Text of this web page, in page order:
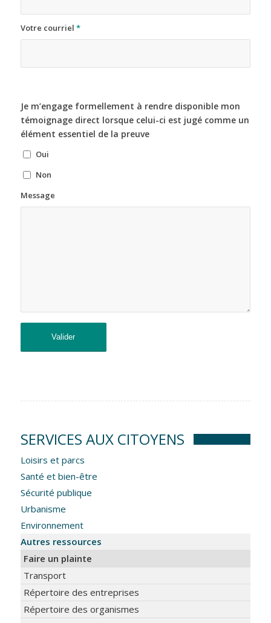
Votre courriel *
Je m’engage formellement à rendre disponible mon
témoignage direct lorsque celui-ci est jugé comme un
élément essentiel de la preuve
Oui
Non
Message
SERVICES AUX CITOYENS
Loisirs et parcs
Santé et bien-être
Sécurité publique
Urbanisme
Environnement
Autres ressources
Faire un plainte
Transport
Répertoire des entreprises
Répertoire des organismes